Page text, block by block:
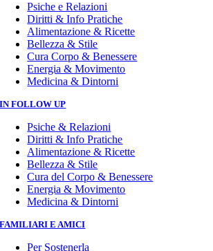
Psiche e Relazioni
Diritti & Info Pratiche
Alimentazione & Ricette
Bellezza & Stile
Cura Corpo & Benessere
Energia & Movimento
Medicina & Dintorni
IN FOLLOW UP
Psiche & Relazioni
Diritti & Info Pratiche
Alimentazione & Ricette
Bellezza & Stile
Cura del Corpo & Benessere
Energia & Movimento
Medicina & Dintorni
FAMILIARI E AMICI
Per Sostenerla